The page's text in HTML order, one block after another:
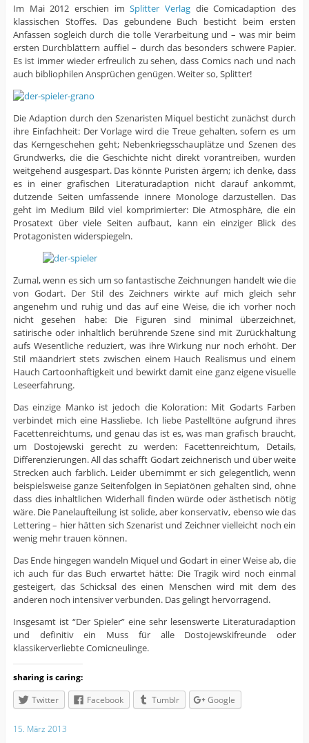
Im Mai 2012 erschien imSplitter Verlag die Comicadaption des
klassischen Stoffes. Das gebundene Buch besticht beim ersten
Anfassen sogleich durch die tolle Verarbeitung und – was mir beim
ersten Durchblättern auffiel – durch das besonders schwere Papier.
Es ist immer wieder erfreulich zu sehen, dass Comics nach und nach
auch bibliophilen Ansprüchen genügen. Weiter so, Splitter!
Die Adaption durch den Szenaristen Miquel besticht zunächst durch
ihre Einfachheit: Der Vorlage wird die Treue gehalten, sofern es um
das Kerngeschehen geht; Nebenkriegsschauplätze und Szenen des
Grundwerks, die die Geschichte nicht direkt vorantreiben, wurden
weitgehend ausgespart. Das könnte Puristen ärgern; ich denke, dass
es in einer grafischen Literaturadaption nicht darauf ankommt,
dutzende Seiten umfassende innere Monologe darzustellen. Das
geht im Medium Bild viel komprimierter: Die Atmosphäre, die ein
Prosatext über viele Seiten aufbaut, kann ein einziger Blick des
Protagonisten widerspiegeln.
Zumal, wenn es sich um so fantastische Zeichnungen handelt wie die
von Godart. Der Stil des Zeichners wirkte auf mich gleich sehr
angenehm und ruhig und das auf eine Weise, die ich vorher noch
nicht gesehen habe: Die Figuren sind minimal überzeichnet,
satirische oder inhaltlich berührende Szene sind mit Zurückhaltung
aufs Wesentliche reduziert, was ihre Wirkung nur noch erhöht. Der
Stil mäandriert stets zwischen einem Hauch Realismus und einem
Hauch Cartoonhaftigkeit und bewirkt damit eine ganz eigene visuelle
Leseerfahrung.
Das einzige Manko ist jedoch die Koloration: Mit Godarts Farben
verbindet mich eine Hassliebe. Ich liebe Pastelltöne aufgrund ihres
Facettenreichtums, und genau das ist es, was man grafisch braucht,
um Dostojewski gerecht zu werden: Facettenreichtum, Details,
Differenzierungen. All das schafft Godart zeichnerisch und über weite
Strecken auch farblich. Leider übernimmt er sich gelegentlich, wenn
beispielsweise ganze Seitenfolgen in Sepiatönen gehalten sind, ohne
dass dies inhaltlichen Widerhall finden würde oder ästhetisch nötig
wäre. Die Panelaufteilung ist solide, aber konservativ, ebenso wie das
Lettering – hier hätten sich Szenarist und Zeichner vielleicht noch ein
wenig mehr trauen können.
Das Ende hingegen wandeln Miquel und Godart in einer Weise ab, die
ich auch für das Buch erwartet hätte: Die Tragik wird noch einmal
gesteigert, das Schicksal des einen Menschen wird mit dem des
anderen noch intensiver verbunden. Das gelingt hervorragend.
Insgesamt ist “Der Spieler” eine sehr lesenswerte Literaturadaption
und definitiv ein Muss für alle Dostojewskifreunde oder
klassikerverliebte Comicneulinge.
sharing is caring:
Twitter
Facebook Tumblr Google
15. März 2013